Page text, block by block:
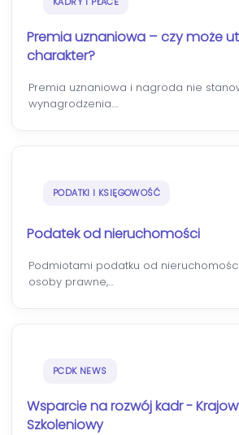
Premia uznaniowa – czy może
charakter?
Premia uznaniowa i nagroda nie
wynagrodzenia.…
PODATKI I KSIĘGOWOŚĆ
Podatek od nieruchomości
Podmiotami podatku od
osoby prawne,…
PCDK NEWS
Wsparcie na rozwój kadr -
Szkoleniowy